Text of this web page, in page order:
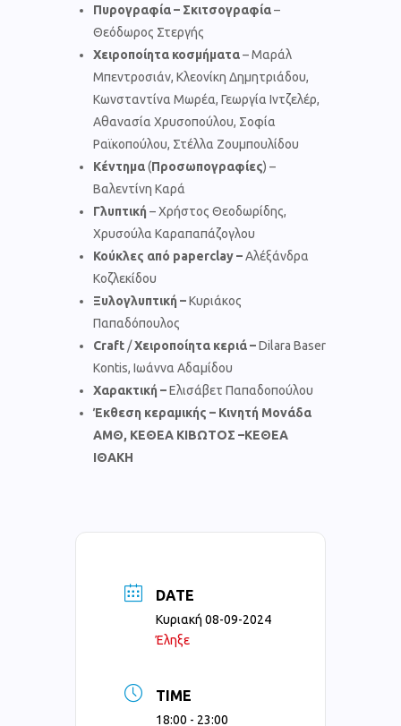
Πυρογραφία – Σκιτσογραφία–
Θεόδωρος Στεργής
Χειροποίητα κοσμήματα– Μαράλ
Μπεντροσιάν, Κλεονίκη Δημητριάδου,
Κωνσταντίνα Μωρέα, Γεωργία Ιντζελέρ,
Αθανασία Χρυσοπούλου, Σοφία
Ραϊκοπούλου, Στέλλα Ζουμπουλίδου
Κέντημα(Προσωπογραφίες) –
Βαλεντίνη Καρά
Γλυπτική – Χρήστος Θεοδωρίδης,
Χρυσούλα Καραπαπάζογλου
Κούκλες από paperclay–Αλέξάνδρα
Κοζλεκίδου
Ξυλογλυπτική –Κυριάκος
Παπαδόπουλος
Craft/Χειροποίητα κεριά –Dilara Baser
Kontis, Ιωάννα Αδαμίδου
Χαρακτική –Ελισάβετ Παπαδοπούλου
Έκθεση κεραμικής – Κινητή Μονάδα
ΑΜΘ, ΚΕΘΕΑ ΚΙΒΩΤΟΣ –ΚΕΘΕΑ
ΙΘΑΚΗ
DATE
Κυριακή 08-09-2024
Έληξε
TIME
18:00 - 23:00